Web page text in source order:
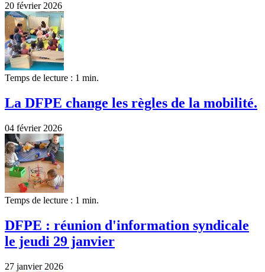
20 février 2026
Temps de lecture : 1 min.
La DFPE change les règles de la mobilité.
04 février 2026
Temps de lecture : 1 min.
DFPE : réunion d'information syndicale
le jeudi 29 janvier
27 janvier 2026